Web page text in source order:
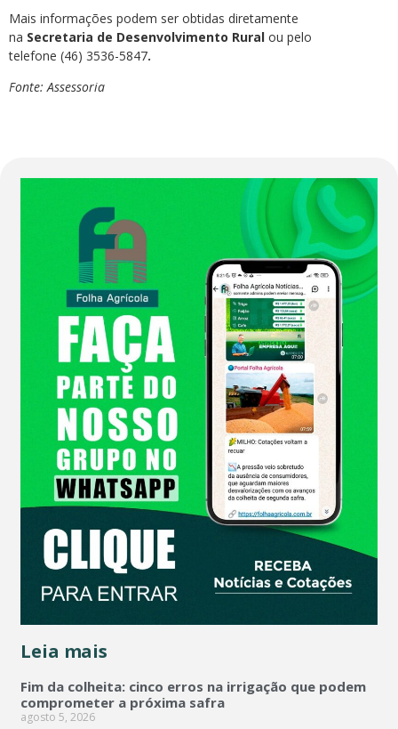
Mais informações podem ser obtidas diretamente
na Secretaria de Desenvolvimento Rural ou pelo
telefone (46) 3536-5847.
Fonte: Assessoria
Leia mais
Fim da colheita: cinco erros na irrigação que podem
comprometer a próxima safra
agosto 5, 2026